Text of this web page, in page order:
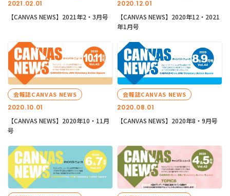
2021.02.01
【CANVAS NEWS】2021年2・3月号
2020.12.01
【CANVAS NEWS】2020年12・2021
年1月号
2020.10.01
会報誌CANVAS NEWS
【CANVAS NEWS】2020年10・11月
号
2020.08.01
会報誌CANVAS NEWS
【CANVAS NEWS】2020年8・9月号